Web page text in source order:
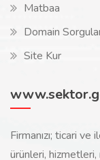
Matbaa
Domain
Site Kur
Firmanızı; ticari
ürünleri, hizmetleri,